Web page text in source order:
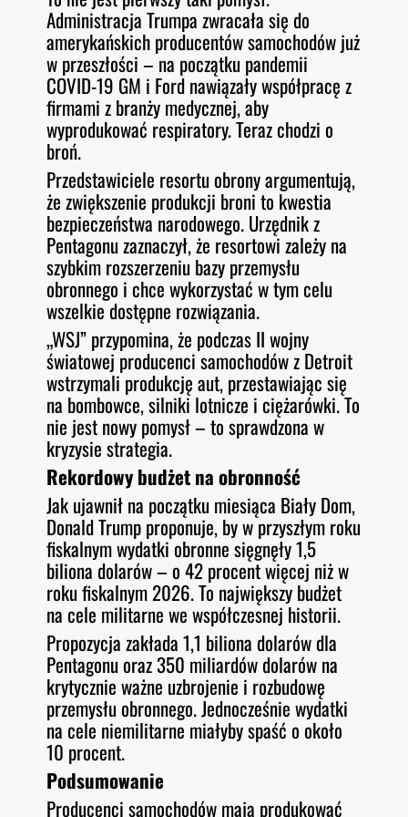
Administracja Trumpa zwracała się do
amerykańskich producentów samochodów już
w przeszłości – na początku pandemii
COVID-19 GM i Ford nawiązały współpracę z
firmami z branży medycznej, aby
wyprodukować respiratory. Teraz chodzi o
broń.
Przedstawiciele resortu obrony argumentują,
że zwiększenie produkcji broni to kwestia
bezpieczeństwa narodowego. Urzędnik z
Pentagonu zaznaczył, że resortowi zależy na
szybkim rozszerzeniu bazy przemysłu
obronnego i chce wykorzystać w tym celu
wszelkie dostępne rozwiązania.
„WSJ” przypomina, że podczas II wojny
światowej producenci samochodów z Detroit
wstrzymali produkcję aut, przestawiając się
na bombowce, silniki lotnicze i ciężarówki. To
nie jest nowy pomysł – to sprawdzona w
kryzysie strategia.
Rekordowy budżet na obronność
Jak ujawnił na początku miesiąca Biały Dom,
Donald Trump proponuje, by w przyszłym roku
fiskalnym wydatki obronne sięgnęły 1,5
biliona dolarów – o 42 procent więcej niż w
roku fiskalnym 2026. To największy budżet
na cele militarne we współczesnej historii.
Propozycja zakłada 1,1 biliona dolarów dla
Pentagonu oraz 350 miliardów dolarów na
krytycznie ważne uzbrojenie i rozbudowę
przemysłu obronnego. Jednocześnie wydatki
na cele niemilitarne miałyby spaść o około
10 procent.
Podsumowanie
Producenci samochodów mają produkować